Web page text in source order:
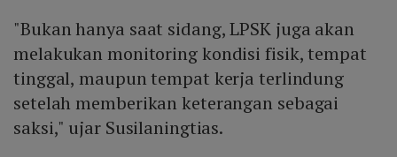
"Bukan hanya saat sidang, LPSK juga akan
melakukan monitoring kondisi fisik, tempat
tinggal, maupun tempat kerja terlindung
setelah memberikan keterangan sebagai
saksi," ujar Susilaningtias.